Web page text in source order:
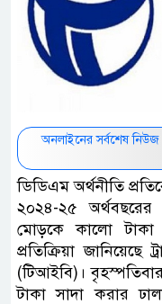
অনলাইনের সর্বশেষ
ডিডিএম অর্থনীতি
২০২৪-২৫ অর্থবছরের
মোড়কে কালো টাকা
প্রতিক্রিয়া জানিয়েছে
(টিআইবি)।
টাকা সাদা করার